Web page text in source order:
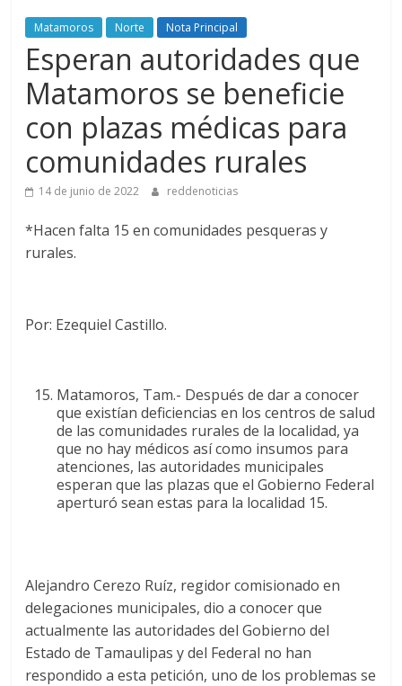
Matamoros Norte Nota Principal
Esperan autoridades que
Matamoros se beneficie
con plazas médicas para
comunidades rurales
14 de junio de 2022 reddenoticias
*Hacen falta 15 en comunidades pesqueras y
rurales.
Por: Ezequiel Castillo.
Matamoros, Tam.- Después de dar a conocer
que existían deficiencias en los centros de salud
de las comunidades rurales de la localidad, ya
que no hay médicos así como insumos para
atenciones, las autoridades municipales
esperan que las plazas que el Gobierno Federal
aperturó sean estas para la localidad 15.
Alejandro Cerezo Ruíz, regidor comisionado en
delegaciones municipales, dio a conocer que
actualmente las autoridades del Gobierno del
Estado de Tamaulipas y del Federal no han
respondido a esta petición, uno de los problemas se